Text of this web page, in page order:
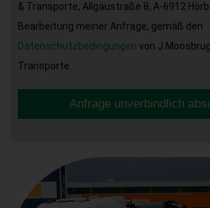
& Transporte, Allgäustraße 8, A-6912
Bearbeitung meiner Anfrage, gemäß den
Datenschutzbedingungen von
Transporte.
Anfrage unverbindlich